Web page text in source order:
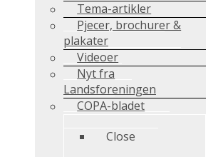
Tema-artikler
Pjecer, brochurer &
plakater
Videoer
Nyt fra
Landsforeningen
COPA-bladet
Close